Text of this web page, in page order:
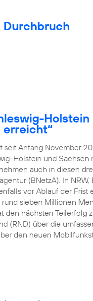
Holstein
erreicht“
seit Anfang November
Holstein und
auch in diesen
(BNetzA). In
vor Ablauf der Frist
sieben Millionen
den nächsten Teilerfolg
(RND) über die
den neuen